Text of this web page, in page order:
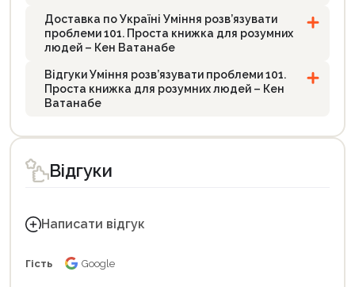
Доставка по Україні Уміння розв’язувати
проблеми 101. Проста книжка для розумних
людей – Кен Ватанабе
Відгуки Уміння розв’язувати проблеми 101.
Проста книжка для розумних людей – Кен
Ватанабе
Відгуки
Написати відгук
Гість Google